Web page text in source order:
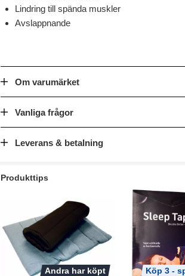
Lindring till spända muskler
Avslappnande
Om varumärket
Vanliga frågor
Leverans & betalning
Produkttips
Andra har köpt Köp 3 -